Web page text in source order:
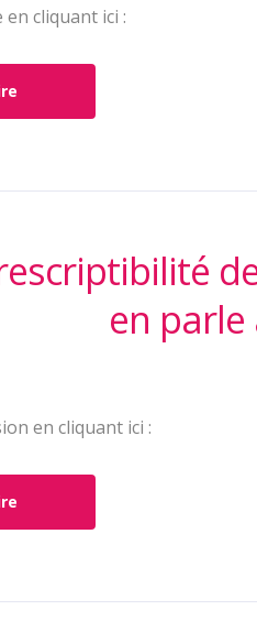
en cliquant ici :
en parle
en cliquant ici :